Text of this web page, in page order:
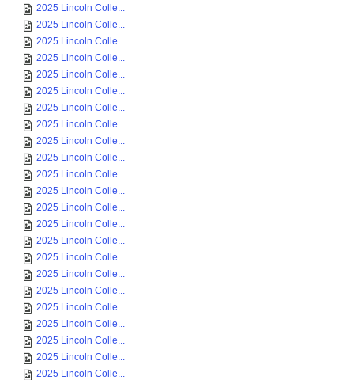
2025 Lincoln Colle...
2025 Lincoln Colle...
2025 Lincoln Colle...
2025 Lincoln Colle...
2025 Lincoln Colle...
2025 Lincoln Colle...
2025 Lincoln Colle...
2025 Lincoln Colle...
2025 Lincoln Colle...
2025 Lincoln Colle...
2025 Lincoln Colle...
2025 Lincoln Colle...
2025 Lincoln Colle...
2025 Lincoln Colle...
2025 Lincoln Colle...
2025 Lincoln Colle...
2025 Lincoln Colle...
2025 Lincoln Colle...
2025 Lincoln Colle...
2025 Lincoln Colle...
2025 Lincoln Colle...
2025 Lincoln Colle...
2025 Lincoln Colle...